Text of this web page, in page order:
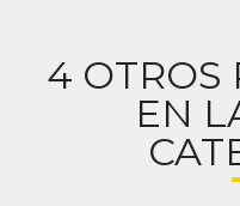
4 OTROS
EN